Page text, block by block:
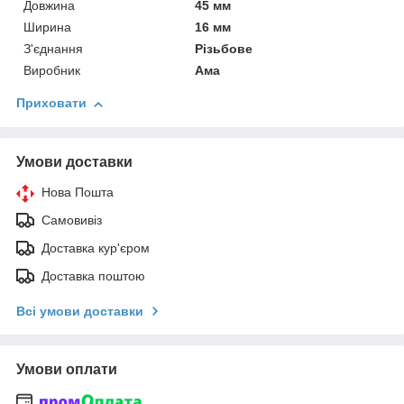
Довжина
45 мм
Ширина
16 мм
З'єднання
Різьбове
Виробник
Ама
Приховати
Умови доставки
Нова Пошта
Самовивіз
Доставка кур'єром
Доставка поштою
Всі умови доставки
Умови оплати